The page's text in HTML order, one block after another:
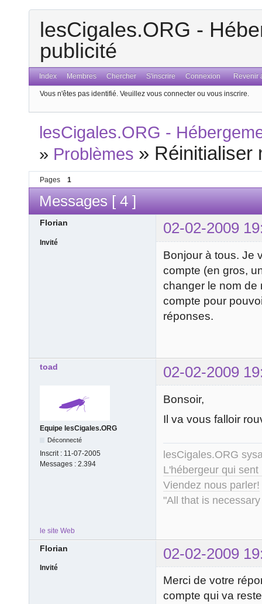
lesCigales.ORG -
publicité
Index Membres Chercher S'inscrire Connexion Revenir
Vous n'êtes pas identifié. Veuillez vous connecter ou vous inscrire.
lesCigales.ORG -
» Problèmes » Réinitialiser
Pages 1
Messages [ 4 ]
Florian 02-02-2009
Invité
Bonjour à tous. Je
compte (en gros,
changer le nom de
compte pour
réponses.
toad 02-02-2009
Equipe lesCigales.ORG
Déconnecté
Inscrit : 11-07-2005
Messages : 2.394
Bonsoir,
Il va vous falloir
lesCigales.ORG
L'hébergeur qui
Viendez nous parler!
"All that is
le site Web
Florian 02-02-2009
Invité
Merci de votre
compte qui va